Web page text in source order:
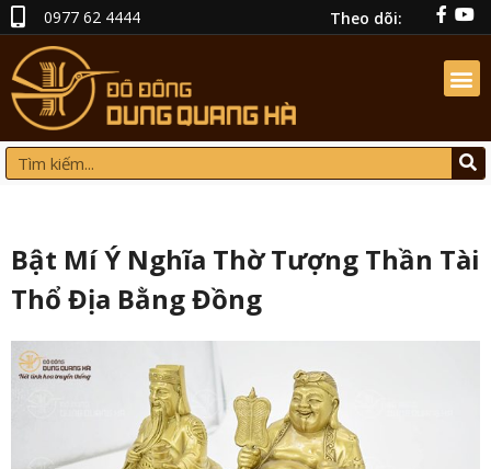
0977 62 4444 Theo dõi:
Bật Mí Ý Nghĩa Thờ Tượng Thần Tài
Thổ Địa Bằng Đồng